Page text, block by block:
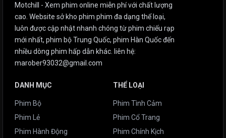
Motchill - Xem phim online miễn phí với chất lượng
cao. Website sở kho phim phim đa dạng thể loại,
luôn được cập nhật nhanh chóng từ phim chiếu rạp
mới nhất, phim bộ Trung Quốc, phim Hàn Quốc đến
nhiều dòng phim hấp dẫn khác. liên hệ:
marober93032@gmail.com
DANH MỤC
Phim Bộ
Phim Lẻ
Phim Hành Động
THỂ LOẠI
Phim Tình Cảm
Phim Cổ Trang
Phim Chính Kịch